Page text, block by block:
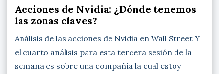
Acciones de Nvidia: ¿Dónde tenemos
las zonas claves?
Análisis de las acciones de Nvidia en Wall Street Y
el cuarto análisis para esta tercera sesión de la
semana es sobre una compañía la cual estoy